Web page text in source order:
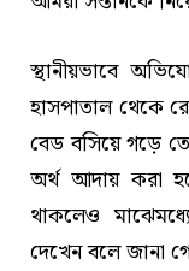
স্থানীয়ভাবে
হাসপাতাল থেকে
বেড বসিয়ে গড়ে
অর্থ আদায় করা
থাকলেও
দেখেন বলে জানা